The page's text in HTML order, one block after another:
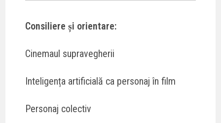
Consiliere și orientare:
Cinemaul supravegherii
Inteligența artificială ca personaj în film
Personaj colectiv